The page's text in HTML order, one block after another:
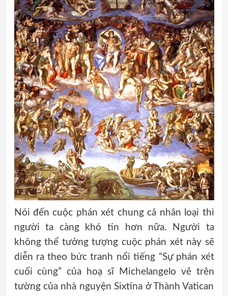
Nói đến cuộc phán xét chung cả nhân loại thì
người ta càng khó tin hơn nữa. Người ta
không thể tưởng tượng cuộc phán xét này sẽ
diễn ra theo bức tranh nổi tiếng “Sự phán xét
cuối cùng” của hoạ sĩ Michelangelo vẽ trên
tường của nhà nguyện Sixtina ở Thành Vatican